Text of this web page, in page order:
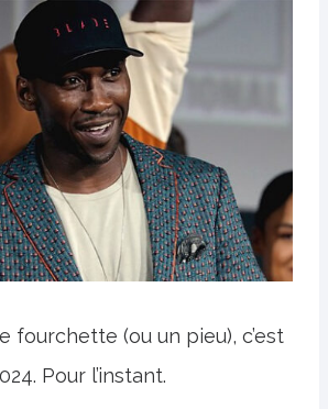
fourchette (ou un pieu), c’est
Pour l’instant.